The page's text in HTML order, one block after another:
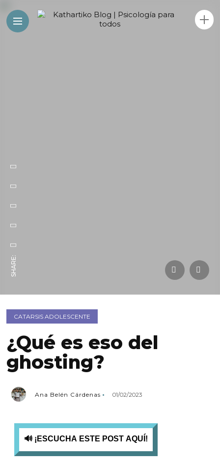
SHARE:
CATARSIS ADOLESCENTE
¿Qué es eso del
ghosting?
Ana Belén Cárdenas 01/02/2023
🔊 ¡ESCUCHA ESTE POST AQUÍ!